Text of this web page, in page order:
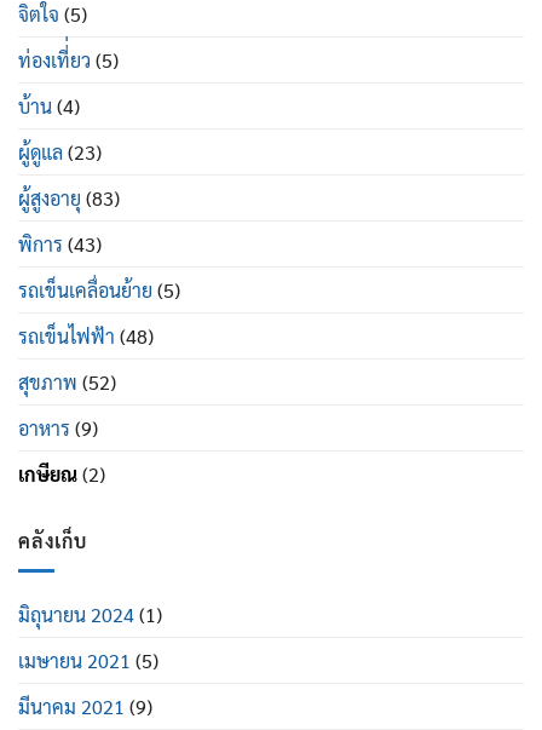
จิตใจ (5)
ท่องเที่่ยว (5)
บ้าน(4)
ผู้ดูแล (23)
ผู้สูงอายุ (83)
พิการ (43)
รถเข็นเคลื่อนย้าย (5)
รถเข็นไฟฟ้า (48)
สุขภาพ (52)
อาหาร (9)
เกษียณ(2)
คลังเก็บ
มิถุนายน 2024(1)
เมษายน 2021 (5)
มีนาคม 2021 (9)